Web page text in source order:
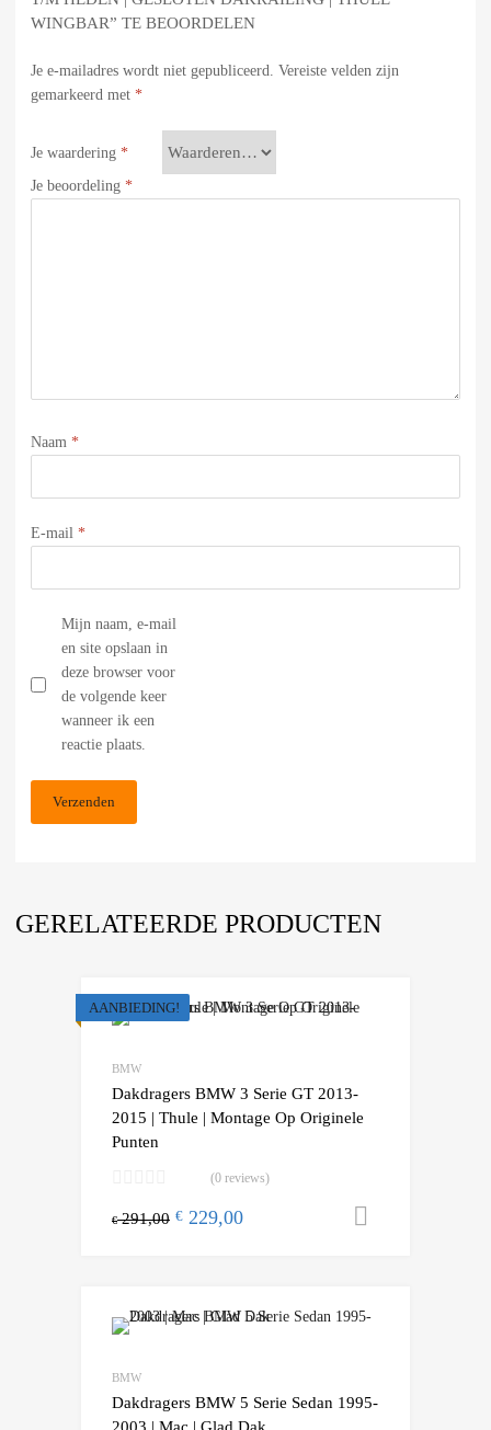
WINGBAR” TE BEOORDELEN
Je e-mailadres wordt niet gepubliceerd. Vereiste velden zijn
gemarkeerd met *
Je waardering *
Je beoordeling *
Naam *
E-mail *
Mijn naam, e-mail
en site opslaan in
deze browser voor
de volgende keer
wanneer ik een
reactie plaats.
GERELATEERDE PRODUCTEN
AANBIEDING!
BMW
Dakdragers BMW 3 Serie GT 2013-
2015 | Thule | Montage Op Originele
Punten
(0 reviews)
€291,00 € 229,00
BMW
Dakdragers BMW 5 Serie Sedan 1995-
2003 | Mac | Glad Dak